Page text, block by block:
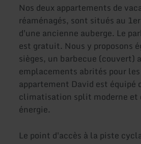
Nos deux appartements de
réaménagés, sont situés au
d'une ancienne auberge. Le
est gratuit. Nous y proposons
sièges, un barbecue (couvert)
emplacements abrités pour
appartement David est équipé
climatisation split moderne et
énergie.
Le point d'accès à la piste